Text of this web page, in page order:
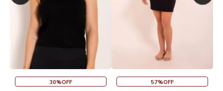
30%OFF 57%OFF